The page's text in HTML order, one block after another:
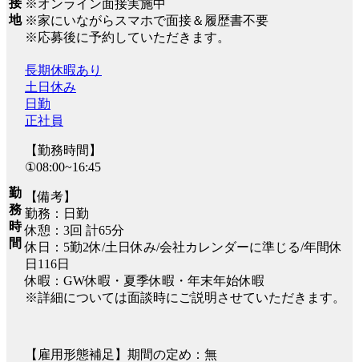
接
地
※オンライン面接実施中
※家にいながらスマホで面接＆履歴書不要
※応募後に予約していただきます。
勤
務
時
間
長期休暇あり
土日休み
日勤
正社員
【勤務時間】
①08:00~16:45
【備考】
勤務：日勤
休憩：3回 計65分
休日：5勤2休/土日休み/会社カレンダーに準じる/年間休
日116日
休暇：GW休暇・夏季休暇・年末年始休暇
※詳細については面談時にご説明させていただきます。
【雇用形態補足】期間の定め：無